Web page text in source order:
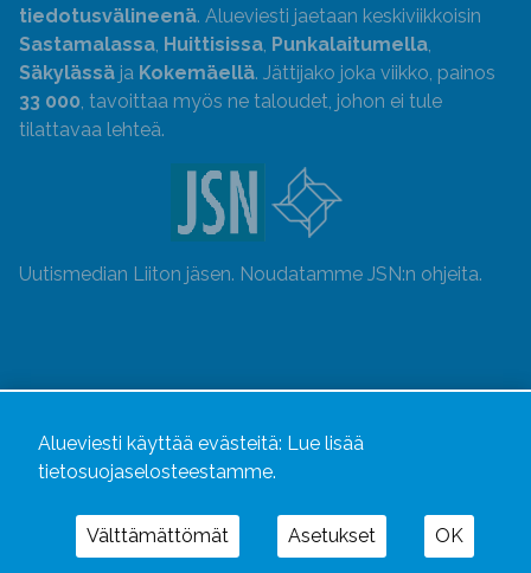
tiedotusvälineenä. Alueviesti jaetaan keskiviikkoisin
Sastamalassa, Huittisissa, Punkalaitumella,
Säkylässä ja Kokemäellä. Jättijako joka viikko, painos
33 000, tavoittaa myös ne taloudet, johon ei tule
tilattavaa lehteä.
Uutismedian Liiton jäsen. Noudatamme JSN:n ohjeita.
Alueviesti käyttää evästeitä: Lue lisää
tietosuojaselosteestamme.
Välttämättömät Asetukset OK